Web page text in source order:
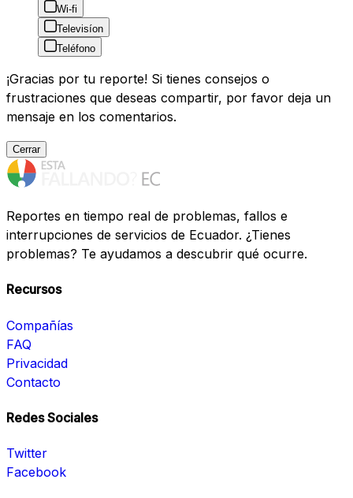
Wi-fi
Televisíon
Teléfono
¡Gracias por tu reporte! Si tienes consejos o
frustraciones que deseas compartir, por favor deja un
mensaje en los comentarios.
Cerrar
Reportes en tiempo real de problemas, fallos e
interrupciones de servicios de Ecuador. ¿Tienes
problemas? Te ayudamos a descubrir qué ocurre.
Recursos
Compañías
FAQ
Privacidad
Contacto
Redes Sociales
Twitter
Facebook